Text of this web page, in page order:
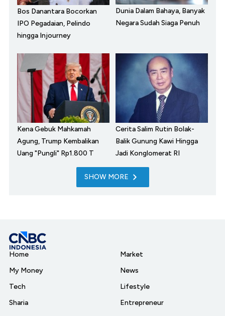
Bos Danantara Bocorkan
IPO Pegadaian, Pelindo
hingga Injourney
Dunia Dalam Bahaya, Banyak
Negara Sudah Siaga Penuh
Kena Gebuk Mahkamah
Agung, Trump Kembalikan
Uang "Pungli" Rp1.800 T
Cerita Salim Rutin Bolak-
Balik Gunung Kawi Hingga
Jadi Konglomerat RI
SHOW MORE
Home
My Money
Tech
Sharia
Market
News
Lifestyle
Entrepreneur